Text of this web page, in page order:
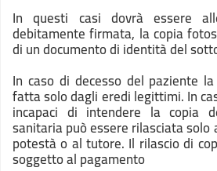
In questi casi dovrà essere
debitamente firmata, la copia
di un documento di identità del
In caso di decesso del paziente
fatta solo dagli eredi legittimi. In
incapaci di intendere la copia
sanitaria può essere rilasciata
potestà o al tutore. Il rilascio di
soggetto al pagamento